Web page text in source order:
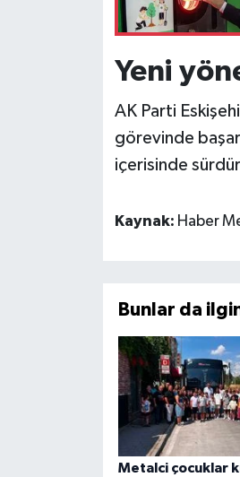
Yeni
AK Parti
görevinde
içerisinde
Kaynak: Haber
Bunlar da
Metalci çocuklar